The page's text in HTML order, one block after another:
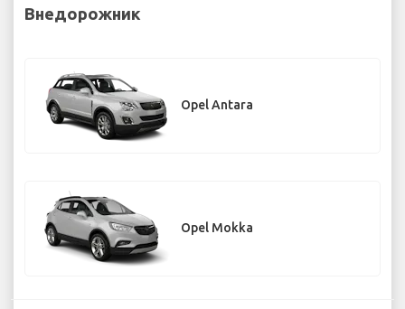
Внедорожник
Opel Antara
Opel Mokka